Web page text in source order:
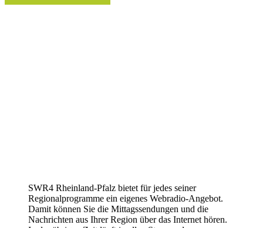
SWR4 Rheinland-Pfalz bietet für jedes seiner
Regionalprogramme ein eigenes Webradio-Angebot.
Damit können Sie die Mittagssendungen und die
Nachrichten aus Ihrer Region über das Internet hören.